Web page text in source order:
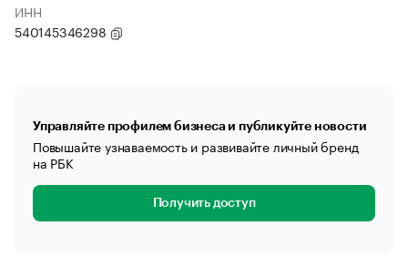
ИНН
540145346298
Управляйте профилем бизнеса и публикуйте новости
Повышайте узнаваемость и развивайте личный бренд
на РБК
Получить доступ